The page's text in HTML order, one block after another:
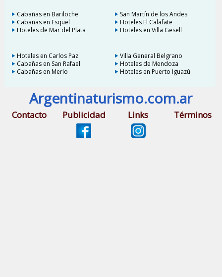
Cabañas en Bariloche
San Martín de los Andes
Cabañas en Esquel
Hoteles El Calafate
Hoteles de Mar del Plata
Hoteles en Villa Gesell
Hoteles en Carlos Paz
Villa General Belgrano
Cabañas en San Rafael
Hoteles de Mendoza
Cabañas en Merlo
Hoteles en Puerto Iguazú
Argentinaturismo.com.ar
Contacto Publicidad Links Términos